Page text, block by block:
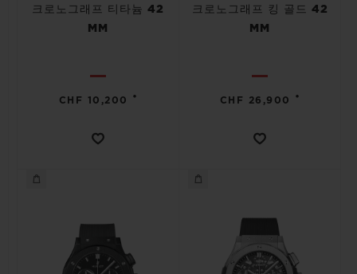
크로노그래프 티타늄 42
MM
CHF 10,200 •
크로노그래프 킹 골드 42
MM
CHF 26,900 •